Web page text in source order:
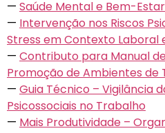
— Saúde Mental e Bem-
— Intervenção nos Riscos
Stress em Contexto Laboral
— Contributo para Manual
Promoção de Ambientes de
— Guia Técnico – Vigilância
Psicossociais no Trabalho
— Mais Produtividade –